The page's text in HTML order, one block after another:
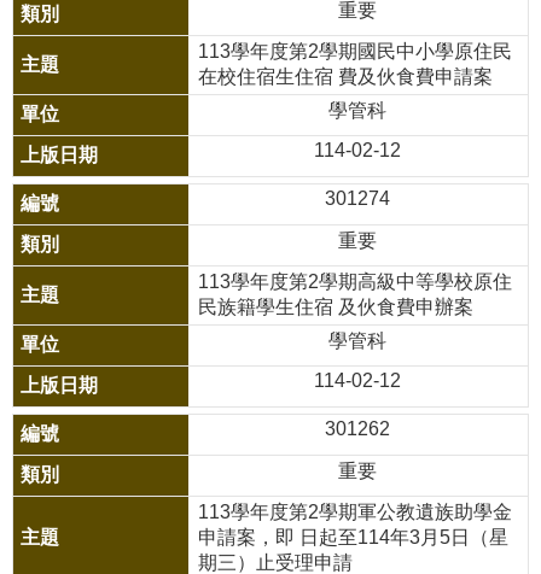
料
開
宣
告
隱
私
權
宣
告
資
訊
安
全
策
重要
113學年度第2學期國民中小學原住民
在校住宿生住宿 費及伙食費申請案
學管科
114-02-12
301274
重要
113學年度第2學期高級中等學校原住
民族籍學生住宿 及伙食費申辦案
學管科
114-02-12
301262
重要
113學年度第2學期軍公教遺族助學金
申請案，即 日起至114年3月5日（星
期三）止受理申請